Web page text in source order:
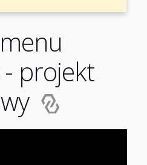
- projekt